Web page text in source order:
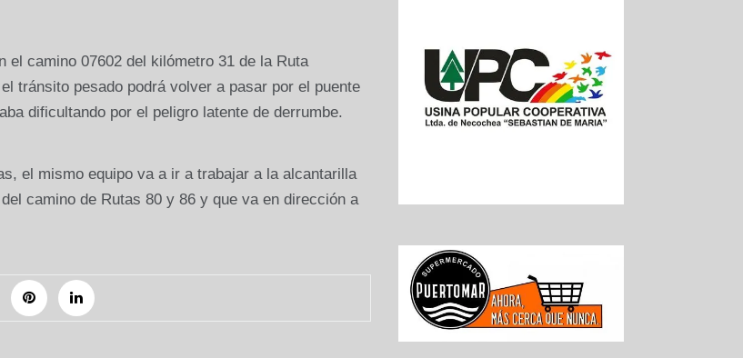
el camino 07602 del kilómetro 31 de la Ruta
tránsito pesado podrá volver a pasar por el puente
dificultando por el peligro latente de derrumbe.
el mismo equipo va a ir a trabajar a la alcantarilla
camino de Rutas 80 y 86 y que va en dirección a